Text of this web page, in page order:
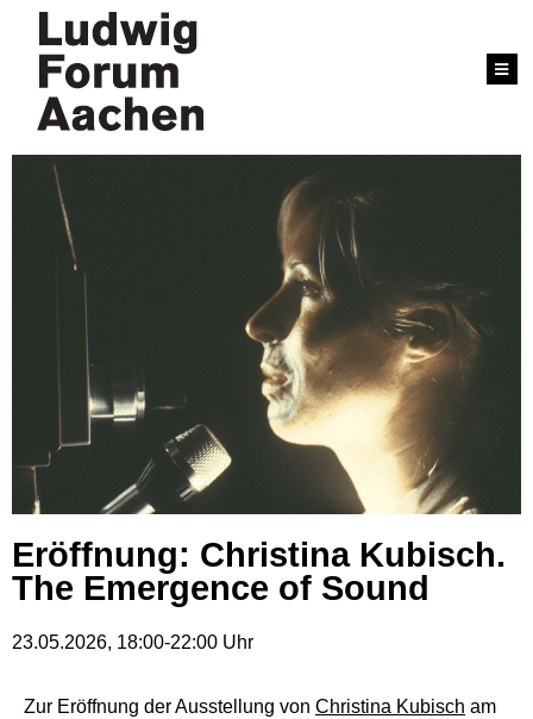
Eröffnung: Christina Kubisch.
The Emergence of Sound
23.05.2026, 18:00-22:00 Uhr
Zur Eröffnung der Ausstellung von Christina Kubisch am